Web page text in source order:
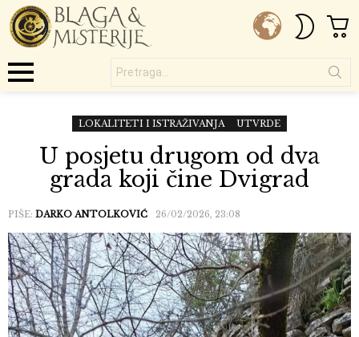
SKIN
LOKALITETI I ISTRAŽIVANJA UTVRDE
U posjetu drugom od dva
grada koji čine Dvigrad
PIŠE: DARKO ANTOLKOVIĆ 26/02/2026, 23:08